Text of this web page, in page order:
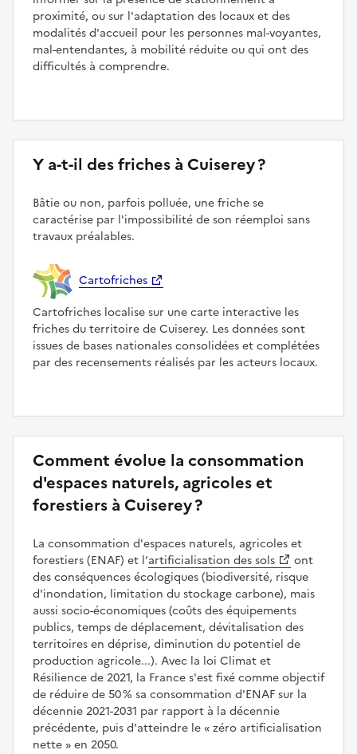
proximité, ou sur l'adaptation des locaux et des
modalités d'accueil pour les personnes mal-voyantes,
mal-entendantes, à mobilité réduite ou qui ont des
difficultés à comprendre.
Y a-t-il des friches à Cuiserey ?
Bâtie ou non, parfois polluée, une friche se
caractérise par l'impossibilité de son réemploi sans
travaux préalables.
Cartofriches
Cartofriches localise sur une carte interactive les
friches du territoire de Cuiserey. Les données sont
issues de bases nationales consolidées et complétées
par des recensements réalisés par les acteurs locaux.
Comment évolue la consommation
d'espaces naturels, agricoles et
forestiers à Cuiserey ?
La consommation d'espaces naturels, agricoles et
forestiers (ENAF) et l’artificialisation des sols
ont
des conséquences écologiques (biodiversité, risque
d'inondation, limitation du stockage carbone), mais
aussi socio-économiques (coûts des équipements
publics, temps de déplacement, dévitalisation des
territoires en déprise, diminution du potentiel de
production agricole...). Avec la loi Climat et
Résilience de 2021, la France s'est fixé comme objectif
de réduire de 50 % sa consommation d'ENAF sur la
décennie 2021-2031 par rapport à la décennie
précédente, puis d'atteindre le
zéro artificialisation
nette
en 2050.